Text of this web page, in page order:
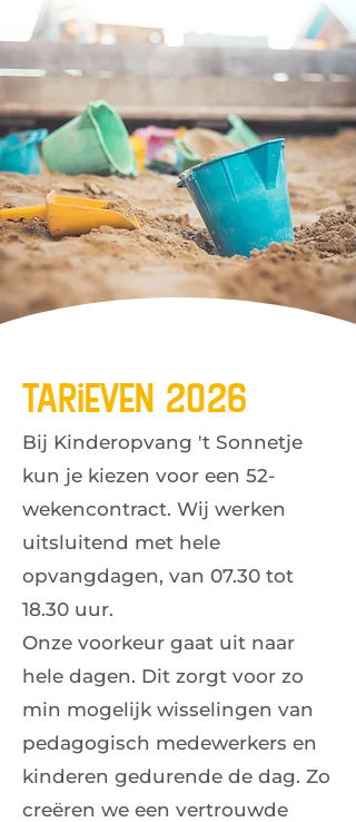
Tarieven 2026
Bij Kinderopvang 't Sonnetje
kun je kiezen voor een 52-
wekencontract. Wij werken
uitsluitend met hele
opvangdagen, van 07.30 tot
18.30 uur.
Onze voorkeur gaat uit naar
hele dagen. Dit zorgt voor zo
min mogelijk wisselingen van
pedagogisch medewerkers en
kinderen gedurende de dag. Zo
creëren we een vertrouwde